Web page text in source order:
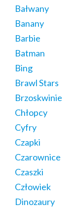
Bałwany
Banany
Barbie
Batman
Bing
Brawl Stars
Brzoskwinie
Chłopcy
Cyfry
Czapki
Czarownice
Czaszki
Człowiek
Dinozaury